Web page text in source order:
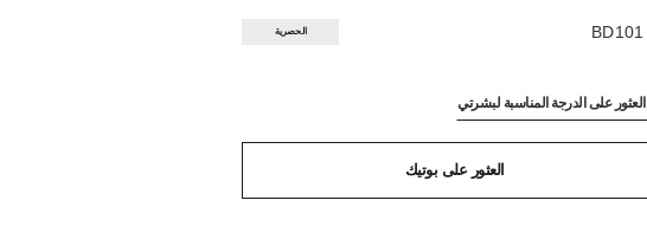
BD101 الحصرية
العثور على الدرجة المناسبة لبشرتي
العثور على بوتيك